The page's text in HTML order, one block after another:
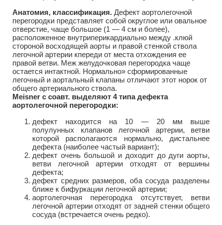
Анатомия, классификация. Дефект аортолегочной
перегородки представляет собой округлое или овальное
отверстие, чаще большое (1 — 4 см и более),
расположенное внутриперикардиально между .клюй
стороной восходящей аорты и правой стенкой ствола
легочной артерии кпереди от места отхождения ее
правой ветви. Меж желудочковая перегородка чаще
остается интактной. Нормально» сформированные
легочный и аортальный клапаны отличают этот норок от
общего артериального ствола.
Meisner с соавт. выделяют 4 типа дефекта
аортолегочной перегородки:
дефект находится на 10 — 20 мм выше
полулунных клапанов легочной артерии, ветви
которой располагаются нормально, дистальнее
дефекта (наиболее частый вариант);
дефект очень большой и доходит до дуги аорты,
ветви легочной артерии отходят от вершины
дефекта;
дефект средних размеров, оба сосуда разделены
ближе к бифуркации легочной артерии;
аортолегочная перегородка отсутствует, ветви
легочной артерии отходят от задней стенки общего
сосуда (встречается очень редко).